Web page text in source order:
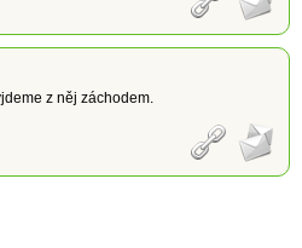
z něj záchodem.